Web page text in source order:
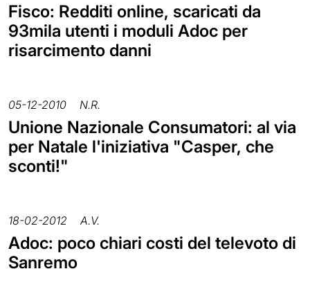
Fisco: Redditi online, scaricati da
93mila utenti i moduli Adoc per
risarcimento danni
05-12-2010 N.R.
Unione Nazionale Consumatori: al via
per Natale l'iniziativa "Casper, che
sconti!"
18-02-2012 A.V.
Adoc: poco chiari costi del televoto di
Sanremo